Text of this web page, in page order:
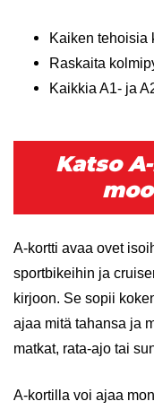
Kaiken tehoisia
Raskaita
Kaikkia A1- ja
Katso
A-kortti avaa ovet
sportbikeihin ja
kirjoon. Se sopii
ajaa mitä tahansa ja
matkat, rata-ajo tai
A-kortilla voi ajaa